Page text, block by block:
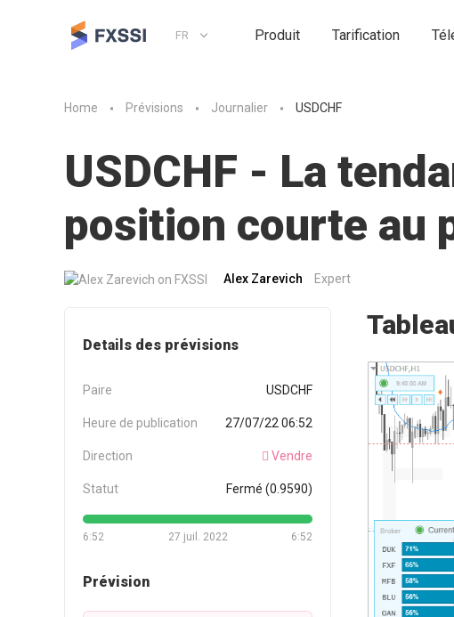
FR Produit Tarification
Home Prévisions Journalier USDCHF
USDCHF - La
position courte au
Alex Zarevich Expert
Details des prévisions
Paire USDCHF
Heure de publication 27/07/22 06:52
Direction Vendre
Statut Fermé (0.9590)
6:52 6:52
27 juil. 2022
Prévision